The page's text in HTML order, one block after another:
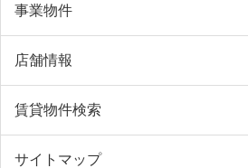
事業物件
店舗情報
賃貸物件検索
サイトマップ